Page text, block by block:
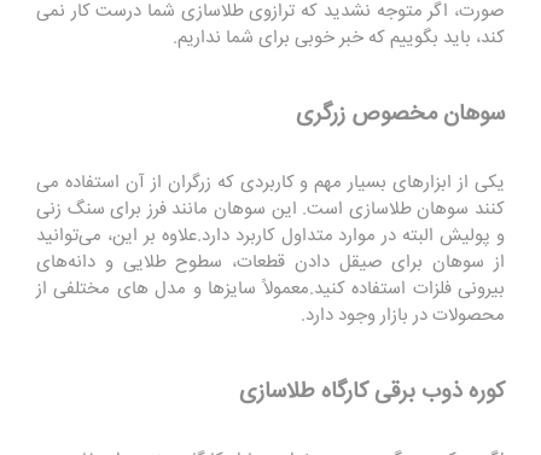
صورت، اگر متوجه نشدید که ترازوی طلاسازی شما درست کار نمی
کند، باید بگوییم که خبر خوبی برای شما نداریم.
سوهان مخصوص زرگری
یکی از ابزارهای بسیار مهم و کاربردی که زرگران از آن استفاده می
کنند سوهان طلاسازی است. این سوهان مانند فرز برای سنگ زنی
و پولیش البته در موارد متداول کاربرد دارد.علاوه بر این، می‌توانید
از سوهان برای صیقل دادن قطعات، سطوح طلایی و دانه‌های
بیرونی فلزات استفاده کنید.معمولاً سایزها و مدل های مختلفی از
محصولات در بازار وجود دارد.
کوره ذوب برقی کارگاه طلاسازی